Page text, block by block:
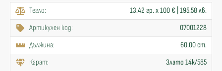
Тегло:
13.42 гр. x 100 € | 195.58 лв.
Артикулен код:
07001228
Дължина:
60.00 cm.
Карат:
Злато 14к/585